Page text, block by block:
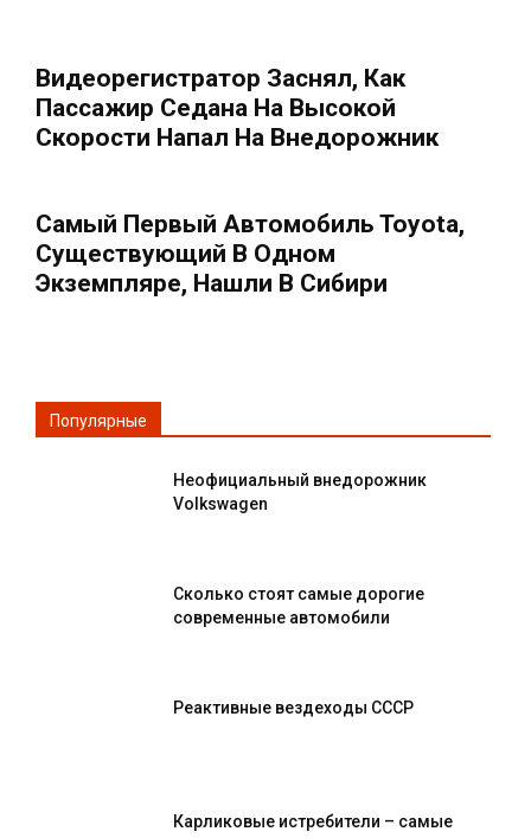
Видеорегистратор Заснял, Как
Пассажир Седана На Высокой
Скорости Напал На Внедорожник
Самый Первый Автомобиль Toyota,
Существующий В Одном
Экземпляре, Нашли В Сибири
Популярные
Неофициальный внедорожник
Volkswagen
Сколько стоят самые дорогие
современные автомобили
Реактивные вездеходы СССР
Карликовые истребители – самые